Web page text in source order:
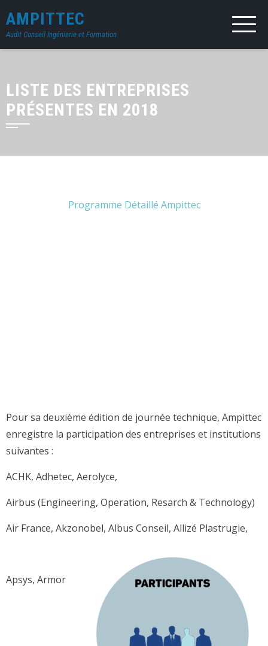
AMPITTEC
Audit Conseil Ingénierie et Formation
LISTE DES ENTREPRISES
PRÉSENTES EN 2018
Programme Détaillé Ampittec
Pour sa deuxième édition de journée technique, Ampittec
enregistre la participation des entreprises et institutions
suivantes :
ACHK, Adhetec, Aerolyce,
Airbus (Engineering, Operation, Resarch & Technology)
Air France, Akzonobel, Albus Conseil, Allizé Plastrugie,
Apsys, Armor